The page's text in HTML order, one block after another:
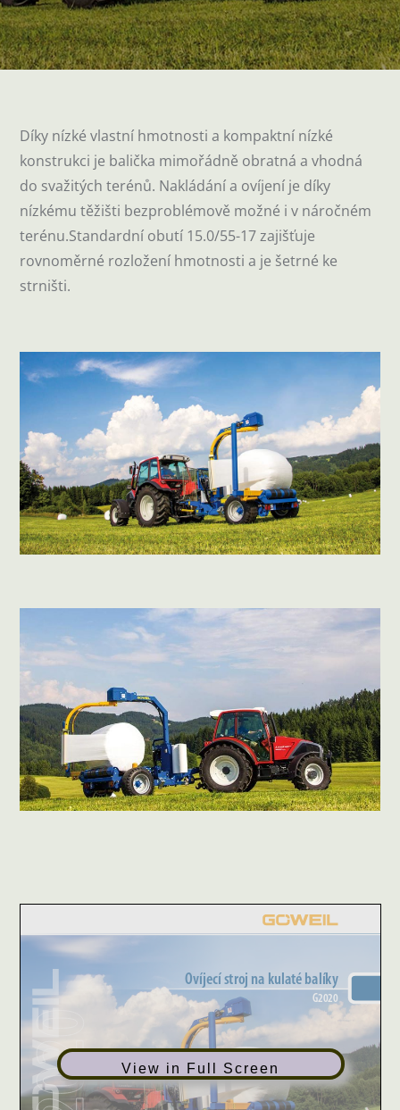
Díky nízké vlastní hmotnosti a kompaktní nízké
konstrukci je balička mimořádně obratná a vhodná
do svažitých terénů. Nakládání a ovíjení je díky
nízkému těžišti bezproblémově možné i v náročném
terénu.Standardní obutí 15.0/55-17 zajišťuje
rovnoměrné rozložení hmotnosti a je šetrné ke
strništi.
View in Full Screen